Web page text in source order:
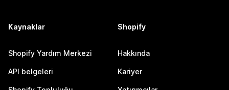
Kaynaklar
Shopify Yardım Merkezi
API belgeleri
Shopify
Hakkında
Kariyer